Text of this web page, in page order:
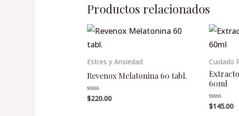
Productos relacionados
Estres y Ansiedad
Revenox Melatonina 60 tabl.
Valorado
en
$220.00
Cuidado
60ml
Valorado
en
$145.00